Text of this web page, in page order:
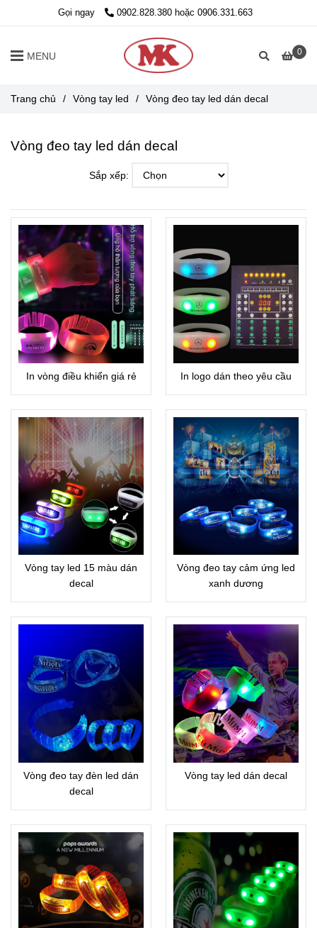
Gọi ngay 0902.828.380 hoặc 0906.331.663
0
MENU
Trang chủ / Vòng tay led / Vòng đeo tay led dán decal
Vòng đeo tay led dán decal
Sắp xếp:
In vòng điều khiển giá rẻ In logo dán theo yêu cầu
Vòng tay led 15 màu dán
decal
Vòng đeo tay cảm ứng led
xanh dương
Vòng đeo tay đèn led dán
decal
Vòng tay led dán decal